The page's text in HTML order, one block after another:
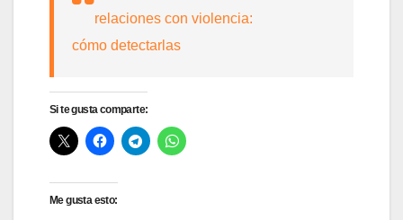
relaciones con violencia:
cómo detectarlas
Si te gusta comparte:
Me gusta esto: